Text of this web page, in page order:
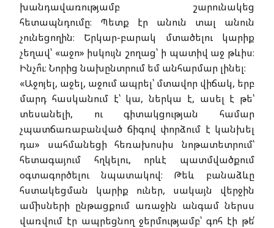
խանդավառությամբ շարունակեց
հետապնդումը։ Պետք էր անուն տալ անուն
չունեցողին։ Երկար-բարակ մտածելու կարիք
չեղավ՝ «աջո» իսկույն շողաց՝ ի պատիվ աջ թևիս։
Ինչո՞ւ։ Նորից նախընտրում եմ անհարմար լինել։
«Աջոյել, աջել, աջում ապրել՝ մտավոր վիճակ, երբ
մարդ հասկանում է՝ կա, ներկա է, ասել է թե՝
տեսանելի, ու գիտակցության համար
չպատճառաբանված ճիգով փորձում է կանխել
դա» սահմանեցի հեռախոսիս նոթատետրում՝
հետագայում հղկելու, որևէ պատմվածքում
օգտագործելու նպատակով։ Թեև բանաձևը
հստակեցման կարիք ուներ, սակայն վերջին
ամիսների ընթացքում առաջին անգամ ներսս
վառվում էր ապրեցնող ջերմությամբ՝ գոհ էի թե՛